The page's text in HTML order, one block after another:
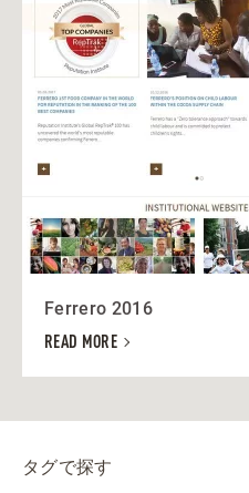
Ferrero 2016
READ MORE
タグで探す